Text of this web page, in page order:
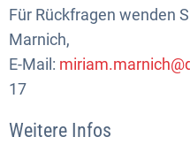
Für Rückfragen wenden
Marnich,
E-Mail:
17
Weitere Infos